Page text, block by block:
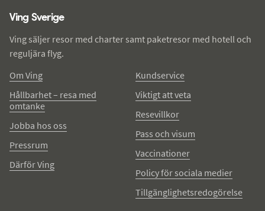
Ving Sverige
Ving säljer resor med charter samt paketresor med hotell och
reguljära flyg.
Om Ving
Hållbarhet – resa med
omtanke
Jobba hos oss
Pressrum
Därför Ving
Kundservice
Viktigt att veta
Resevillkor
Pass och visum
Vaccinationer
Policy för sociala medier
Tillgänglighetsredogörelse